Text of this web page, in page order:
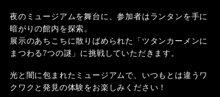
夜のミュージアムを舞台に、参加者はランタンを手に
暗がりの館内を探索。
展示のあちこちに散りばめられた「ツタンカーメンに
まつわる7つの謎」に挑戦していただきます。
光と闇に包まれたミュージアムで、いつもとは違うワ
クワクと発見の体験をお楽しみください！